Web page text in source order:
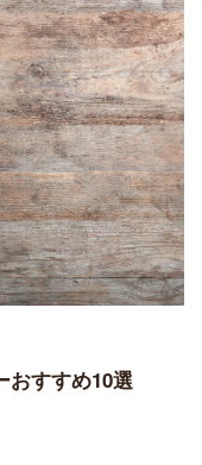
おすすめ10選